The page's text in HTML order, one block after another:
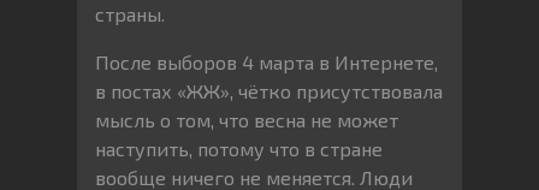
страны.
После выборов 4 марта в Интернете,
в постах «ЖЖ», чётко присутствовала
мысль о том, что весна не может
наступить, потому что в стране
вообще ничего не меняется. Люди